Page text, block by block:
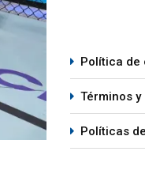
Política de
Términos
Políticas